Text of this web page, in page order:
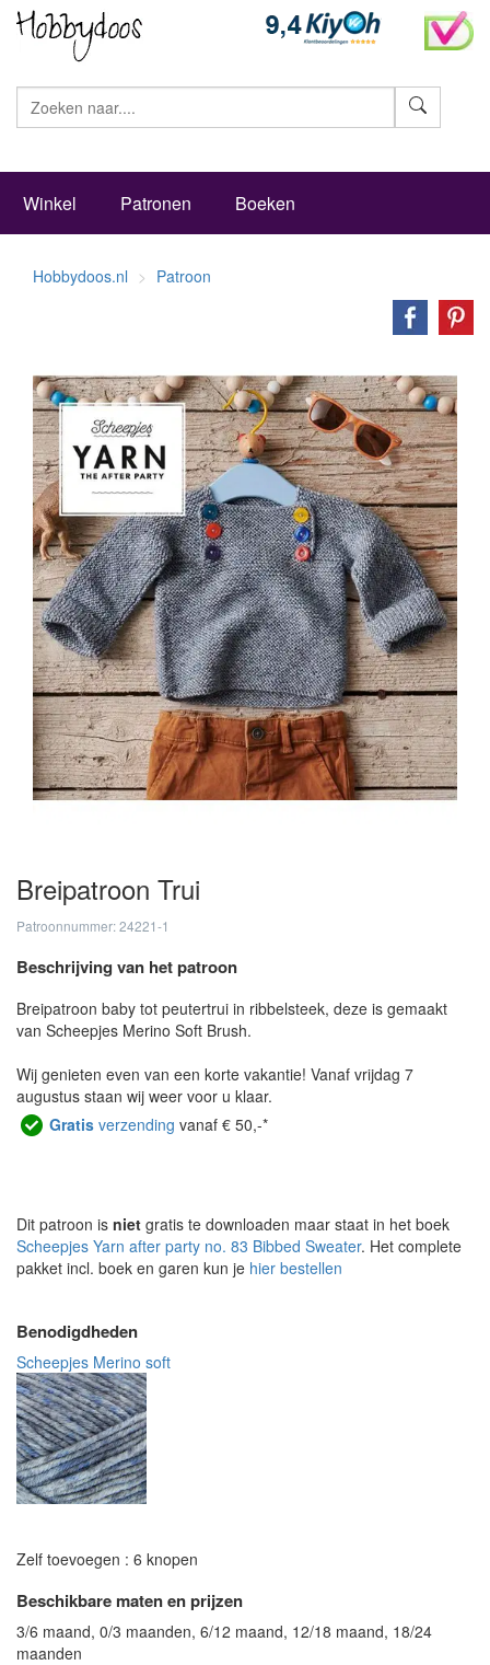
Winkel Patronen Boeken
Hobbydoos.nl Patroon
Breipatroon Trui
Patroonnummer: 24221-1
Beschrijving van het patroon
Breipatroon baby tot peutertrui in ribbelsteek, deze is gemaakt
van Scheepjes Merino Soft Brush.
Wij genieten even van een korte vakantie! Vanaf vrijdag 7
augustus staan wij weer voor u klaar.
Gratis verzending vanaf € 50,-*
Dit patroon is niet gratis te downloaden maar staat in het boek
Scheepjes Yarn after party no. 83 Bibbed Sweater. Het complete
pakket incl. boek en garen kun je hier bestellen
Benodigdheden
Scheepjes Merino soft
Zelf toevoegen : 6 knopen
Beschikbare maten en prijzen
3/6 maand, 0/3 maanden, 6/12 maand, 12/18 maand, 18/24
maanden